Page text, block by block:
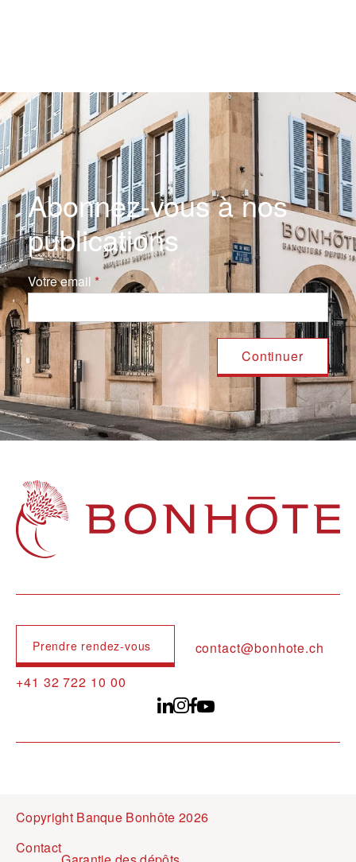
Abonnez-vous à nos
publications
Votre email
Navigation principale
Prendre rendez-vous
contact@bonhote.ch
+41 32 722 10 00
Copyright Banque Bonhôte 2026
ContactPied de page